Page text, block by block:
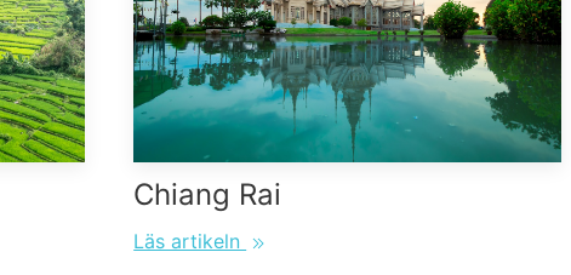
Chiang Rai
Läs artikeln